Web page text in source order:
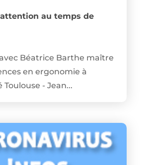
attention au temps de
Béatrice Barthe maître
en ergonomie à
Toulouse - Jean...